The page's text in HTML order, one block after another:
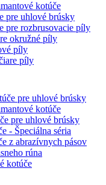
kotúče
pre uhlové brúsky
pre rozbrusovacie píly
okružné píly
píly
píly
pre uhlové brúsky
kotúče
pre uhlové brúsky
- Špeciálna séria
z abrazívnych pásov
rúna
kotúče